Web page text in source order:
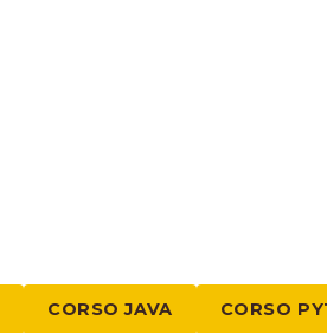
CORSO JAVA CORSO